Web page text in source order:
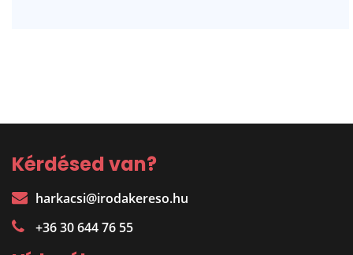
Kérdésed van?
harkacsi@irodakereso.hu
+36 30 644 76 55